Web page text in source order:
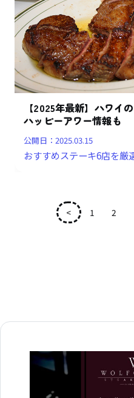
【2025年最新】ハワイ
ハッピーアワー情報も
公開日：2025.03.15
おすすめステーキ6店を厳
< 1 2
広告